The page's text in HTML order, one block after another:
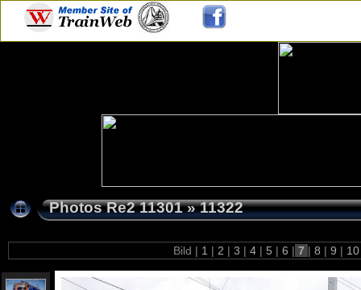
Photos Re2 11301»11322
Bild | 1 | 2 | 3 | 4 | 5 | 6 | 7 | 8 | 9 |